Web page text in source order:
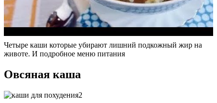
Четыре каши которые убирают лишний подкожный жир на
животе. И подробное меню питания
Овсяная каша